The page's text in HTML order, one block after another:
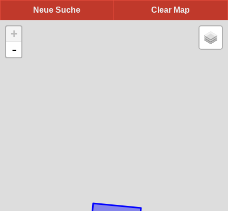
Clear Map
Neue Suche
+
-